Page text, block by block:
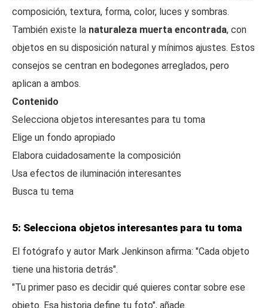
composición, textura, forma, color, luces y sombras.
También existe la naturaleza muerta encontrada, con
objetos en su disposición natural y mínimos ajustes. Estos
consejos se centran en bodegones arreglados, pero
aplican a ambos.
Contenido
Selecciona objetos interesantes para tu toma
Elige un fondo apropiado
Elabora cuidadosamente la composición
Usa efectos de iluminación interesantes
Busca tu tema
5: Selecciona objetos interesantes para tu toma
El fotógrafo y autor Mark Jenkinson afirma: "Cada objeto
tiene una historia detrás".
"Tu primer paso es decidir qué quieres contar sobre ese
objeto. Esa historia define tu foto", añade.